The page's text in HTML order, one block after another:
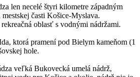
len necelé štyri kilometre západným
časti Košice-Myslava.
oblasť s vodnými nádržami.
ktorá pramení pod Bielym kameňom (1
hole.
veľká Bukovecká umelá nádrž,